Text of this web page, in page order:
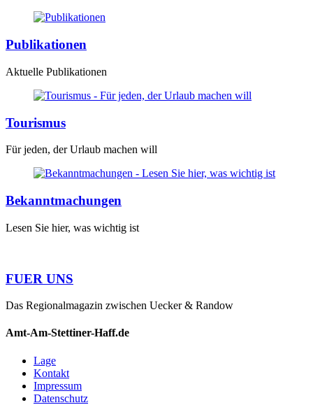
Publikationen
Aktuelle Publikationen
Tourismus
Für jeden, der Urlaub machen will
Bekanntmachungen
Lesen Sie hier, was wichtig ist
FUER UNS
Das Regionalmagazin zwischen Uecker & Randow
Amt-Am-Stettiner-Haff.de
Lage
Kontakt
Impressum
Datenschutz